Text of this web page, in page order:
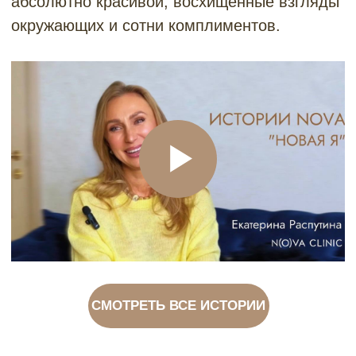
+7 342 212-40-40
cosmo.studia@yandex.ru